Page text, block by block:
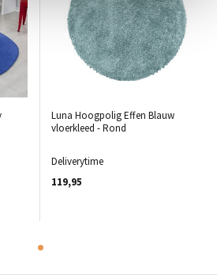
Luna Hoogpolig Effen Blauw
vloerkleed - Rond
Deliverytime
119,95